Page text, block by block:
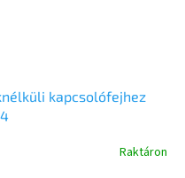
kapcsolófejhez
Raktáron